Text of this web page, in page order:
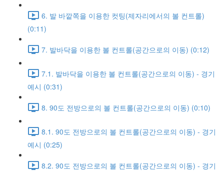
6. 발 바깥쪽을 이용한 컷팅(제자리에서의 볼 컨트롤)
(0:11)
7. 발바닥을 이용한 볼 컨트롤(공간으로의 이동) (0:12)
7.1. 발바닥을 이용한 볼 컨트롤(공간으로의 이동) - 경기
예시 (0:31)
8. 90도 전방으로의 볼 컨트롤(공간으로의 이동) (0:10)
8.1. 90도 전방으로의 볼 컨트롤(공간으로의 이동) - 경기
예시 (0:25)
8.2. 90도 전방으로의 볼 컨트롤(공간으로의 이동) - 경기